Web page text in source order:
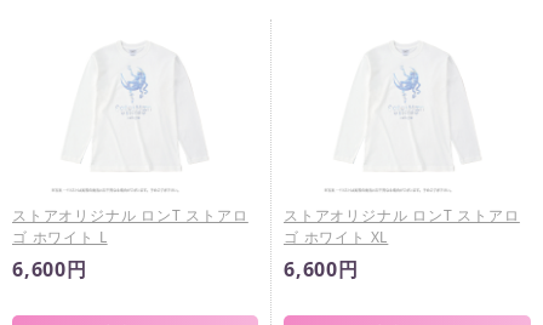
ストアオリジナル ロンT ストアロ
ゴ ホワイト L
6,600円
ストアオリジナル ロンT ストアロ
ゴ ホワイト XL
6,600円